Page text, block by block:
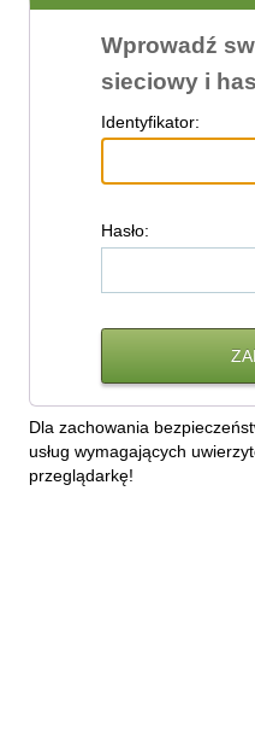
Wprowadź
sieciowy i
Identyfikator:
Hasło:
Dla zachowania
usług wymagających
przeglądarkę!